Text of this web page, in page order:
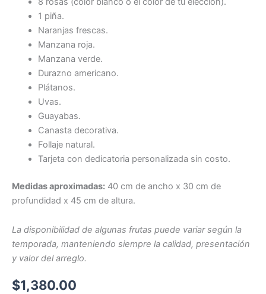
1 piña.
Naranjas frescas.
Manzana roja.
Manzana verde.
Durazno americano.
Plátanos.
Uvas.
Guayabas.
Canasta decorativa.
Follaje natural.
Tarjeta con dedicatoria personalizada sin costo.
Medidas aproximadas: 40 cm de ancho x 30 cm de
profundidad x 45 cm de altura.
La disponibilidad de algunas frutas puede variar según la
temporada, manteniendo siempre la calidad, presentación
y valor del arreglo.
$1,380.00